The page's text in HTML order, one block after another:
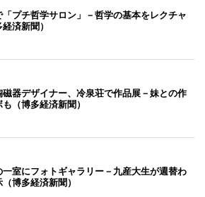
「プチ哲学サロン」－哲学の基本をレクチャ
済新聞）
磁器デザイナー、冷泉荘で作品展－妹との作
（博多経済新聞）
一室にフォトギャラリー－九産大生が週替わ
博多経済新聞）